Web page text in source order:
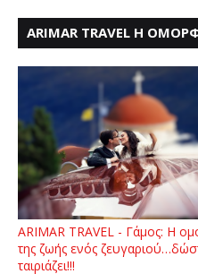
ARIMAR TRAVEL Η
ARIMAR TRAVEL - Γάμος: Η
της ζωής ενός
ταιριάζει!!!